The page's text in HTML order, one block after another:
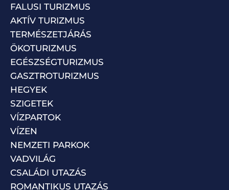
FALUSI TURIZMUS
AKTÍV TURIZMUS
TERMÉSZETJÁRÁS
ÖKOTURIZMUS
EGÉSZSÉGTURIZMUS
GASZTROTURIZMUS
HEGYEK
SZIGETEK
VÍZPARTOK
VÍZEN
NEMZETI PARKOK
VADVILÁG
CSALÁDI UTAZÁS
ROMANTIKUS UTAZÁS